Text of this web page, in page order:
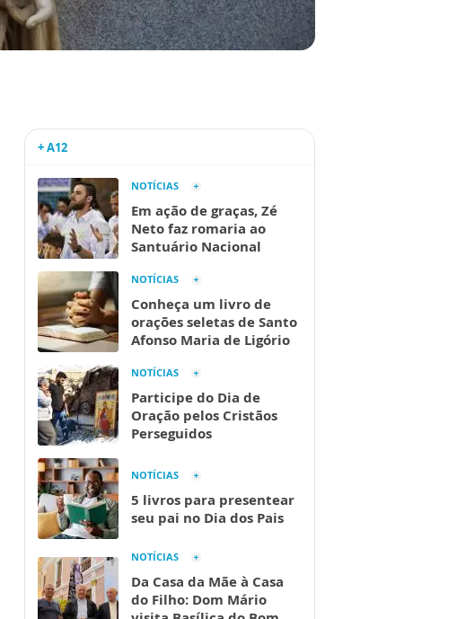
+ A12
NOTÍCIAS
Em ação de graças, Zé
Neto faz romaria ao
Santuário Nacional
NOTÍCIAS
Conheça um livro de
orações seletas de Santo
Afonso Maria de Ligório
NOTÍCIAS
Participe do Dia de
Oração pelos Cristãos
Perseguidos
NOTÍCIAS
5 livros para presentear
seu pai no Dia dos Pais
NOTÍCIAS
Da Casa da Mãe à Casa
do Filho: Dom Mário